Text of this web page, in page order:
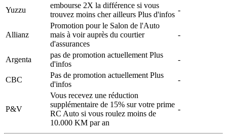
Yuzzu
embourse 2X la différence si vous
trouvez moins cher ailleurs Plus d'infos
-
Allianz
Promotion pour le Salon de l'Auto
mais à voir auprès du courtier
d'assurances
-
Argenta
pas de promotion actuellement Plus
d'infos
-
CBC
Pas de promotion actuellement Plus
d'infos
-
P&V
Vous recevez une réduction
supplémentaire de 15% sur votre prime
RC Auto si vous roulez moins de
10.000 KM par an
-